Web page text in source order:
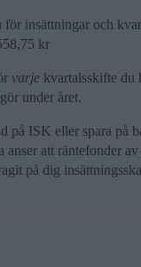
för insättningar och
kr
varje kvartalsskifte du
under året.
på ISK eller spara på
anser att räntefonder
på dig